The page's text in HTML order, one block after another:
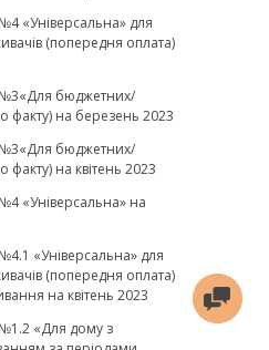
«Універсальна» для
(попередня оплата)
бюджетних/
факту) на березень 2023
бюджетних/
факту) на квітень 2023
«Універсальна» на
«Універсальна» для
(попередня оплата)
на квітень 2023
«Для дому з